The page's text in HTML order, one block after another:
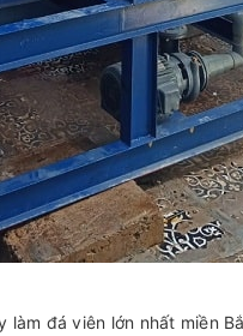
đá viên lớn nhất miền